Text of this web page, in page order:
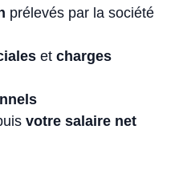
prélevés par la société
et charges
votre salaire net